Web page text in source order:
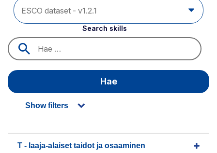
Search skills
Hae
Show filters
T - laaja-alaiset taidot ja osaaminen